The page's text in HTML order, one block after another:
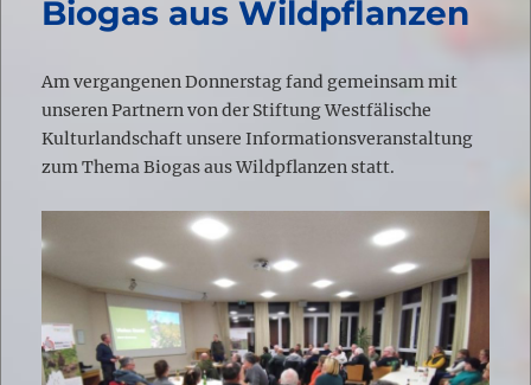
Biogas aus Wildpflanzen
Am vergangenen Donnerstag fand gemeinsam mit
unseren Partnern von der Stiftung Westfälische
Kulturlandschaft unsere Informationsveranstaltung
zum Thema Biogas aus Wildpflanzen statt.